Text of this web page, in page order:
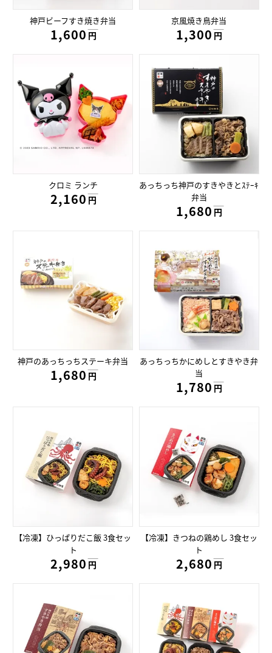
神戸ビーフすき焼き弁当
1,600円
円
京風焼き鳥弁当
1,300円
円
クロミ ランチ
2,160円
円
あっちっち神戸のすきやきとｽﾃｰｷ
弁当
1,680円
円
神戸のあっちっちステーキ弁当
1,680円
円
あっちっちかにめしとすきやき弁
当
1,780円
円
【冷凍】ひっぱりだこ飯 3食セッ
ト
2,980円
円
【冷凍】きつねの鶏めし 3食セッ
ト
2,680円
円